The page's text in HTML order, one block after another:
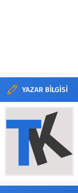
YAZAR BİLGİSİ